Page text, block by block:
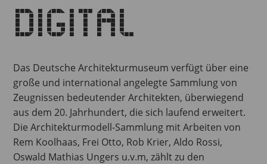
digital
Das Deutsche Architekturmuseum verfügt über eine
große und international angelegte Sammlung von
Zeugnissen bedeutender Architekten, überwiegend
aus dem 20. Jahrhundert, die sich laufend erweitert.
Die Architekturmodell-Sammlung mit Arbeiten von
Rem Koolhaas, Frei Otto, Rob Krier, Aldo Rossi,
Oswald Mathias Ungers u.v.m, zählt zu den